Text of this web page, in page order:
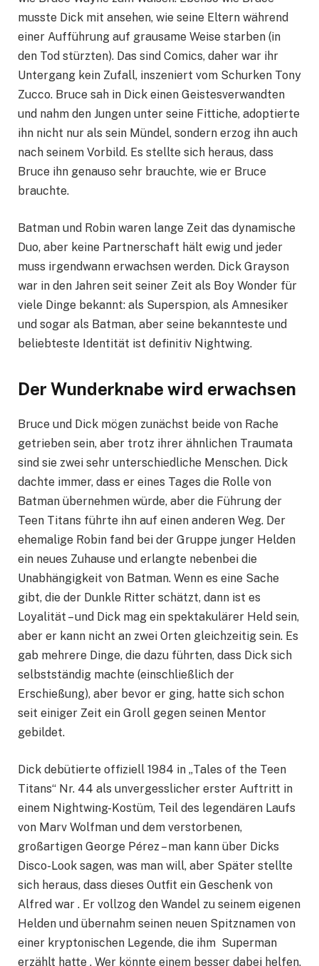
musste Dick mit ansehen, wie seine Eltern während
einer Aufführung auf grausame Weise starben (in
den Tod stürzten). Das sind Comics, daher war ihr
Untergang kein Zufall, inszeniert vom Schurken Tony
Zucco. Bruce sah in Dick einen Geistesverwandten
und nahm den Jungen unter seine Fittiche, adoptierte
ihn nicht nur als sein Mündel, sondern erzog ihn auch
nach seinem Vorbild. Es stellte sich heraus, dass
Bruce ihn genauso sehr brauchte, wie er Bruce
brauchte.
Batman und Robin waren lange Zeit das dynamische
Duo, aber keine Partnerschaft hält ewig und jeder
muss irgendwann erwachsen werden. Dick Grayson
war in den Jahren seit seiner Zeit als Boy Wonder für
viele Dinge bekannt: als Superspion, als Amnesiker
und sogar als Batman, aber seine bekannteste und
beliebteste Identität ist definitiv Nightwing.
Der Wunderknabe wird erwachsen
Bruce und Dick mögen zunächst beide von Rache
getrieben sein, aber trotz ihrer ähnlichen Traumata
sind sie zwei sehr unterschiedliche Menschen. Dick
dachte immer, dass er eines Tages die Rolle von
Batman übernehmen würde, aber die Führung der
Teen Titans führte ihn auf einen anderen Weg. Der
ehemalige Robin fand bei der Gruppe junger Helden
ein neues Zuhause und erlangte nebenbei die
Unabhängigkeit von Batman. Wenn es eine Sache
gibt, die der Dunkle Ritter schätzt, dann ist es
Loyalität – und Dick mag ein spektakulärer Held sein,
aber er kann nicht an zwei Orten gleichzeitig sein. Es
gab mehrere Dinge, die dazu führten, dass Dick sich
selbstständig machte (einschließlich der
Erschießung), aber bevor er ging, hatte sich schon
seit einiger Zeit ein Groll gegen seinen Mentor
gebildet.
Dick debütierte offiziell 1984 in „Tales of the Teen
Titans“ Nr. 44 als unvergesslicher erster Auftritt in
einem Nightwing-Kostüm, Teil des legendären Laufs
von Marv Wolfman und dem verstorbenen,
großartigen George Pérez – man kann über Dicks
Disco-Look sagen, was man will, aber Später stellte
sich heraus, dass dieses Outfit ein Geschenk von
Alfred war . Er vollzog den Wandel zu seinem eigenen
Helden und übernahm seinen neuen Spitznamen von
einer kryptonischen Legende, die ihm Superman
erzählt hatte . Wer könnte einem besser dabei helfen,